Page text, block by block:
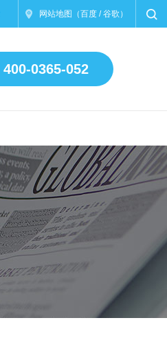
网站地图 （百度 /谷歌 ）
400-0365-052